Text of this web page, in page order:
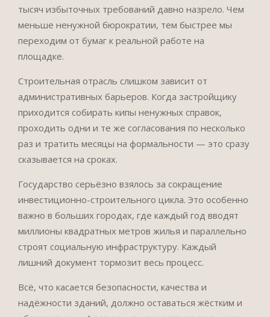
тысяч избыточных требований давно назрело. Чем
меньше ненужной бюрократии, тем быстрее мы
переходим от бумаг к реальной работе на
площадке.
Строительная отрасль слишком зависит от
административных барьеров. Когда застройщику
приходится собирать кипы ненужных справок,
проходить одни и те же согласования по несколько
раз и тратить месяцы на формальности — это сразу
сказывается на сроках.
Государство серьёзно взялось за сокращение
инвестиционно-строительного цикла. Это особенно
важно в больших городах, где каждый год вводят
миллионы квадратных метров жилья и параллельно
строят социальную инфраструктуру. Каждый
лишний документ тормозит весь процесс.
Всё, что касается безопасности, качества и
надёжности зданий, должно оставаться жёстким и